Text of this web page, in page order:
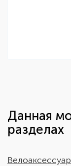
Данная
разделах